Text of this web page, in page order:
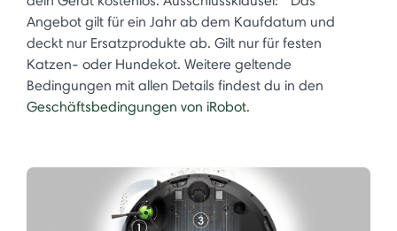
Angebot gilt für ein Jahr ab dem Kaufdatum und
deckt nur Ersatzprodukte ab. Gilt nur für festen
Katzen- oder Hundekot. Weitere geltende
Bedingungen mit allen Details findest du in den
Geschäftsbedingungen von iRobot.